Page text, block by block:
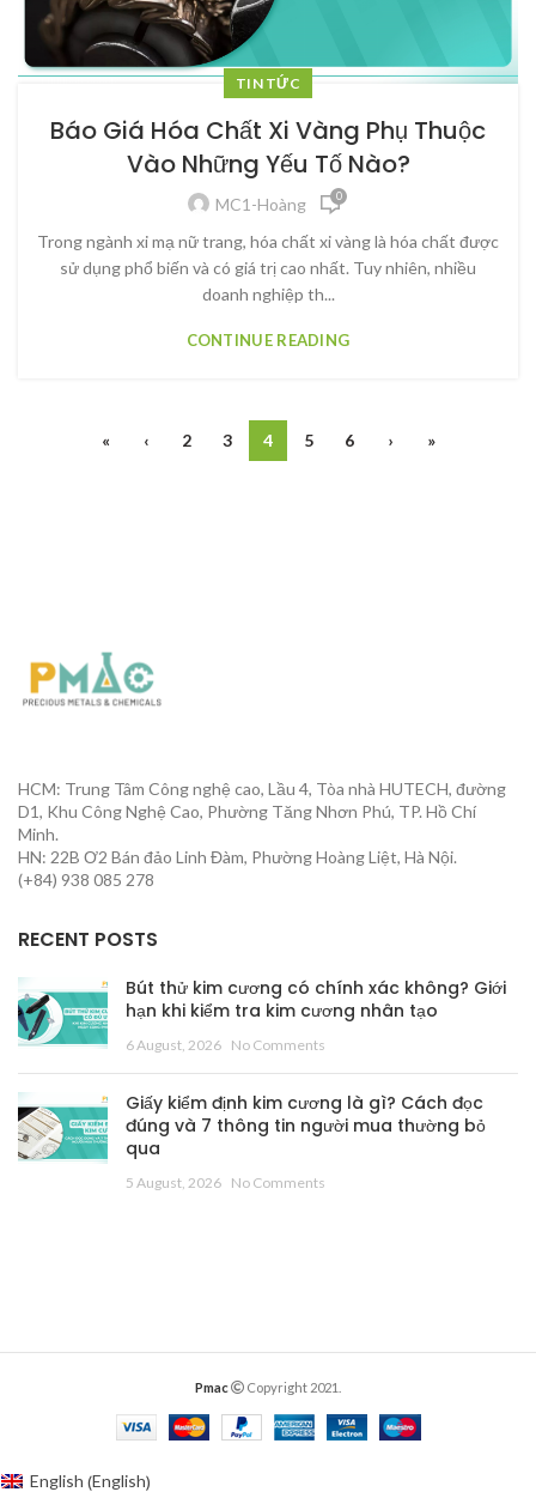
TIN TỨC
Báo Giá Hóa Chất Xi Vàng Phụ Thuộc
Vào Những Yếu Tố Nào?
MC1-Hoàng 0
Trong ngành xi mạ nữ trang, hóa chất xi vàng là hóa chất được
sử dụng phổ biến và có giá trị cao nhất. Tuy nhiên, nhiều
doanh nghiệp th...
CONTINUE READING
« ‹ 2 3 4 5 6 › »
HCM: Trung Tâm Công nghệ cao, Lầu 4, Tòa nhà HUTECH, đường
D1, Khu Công Nghệ Cao, Phường Tăng Nhơn Phú, TP. Hồ Chí
Minh.
HN: 22B Ơ2 Bán đảo Linh Đàm, Phường Hoàng Liệt, Hà Nội.
(+84) 938 085 278
RECENT POSTS
Bút thử kim cương có chính xác không? Giới
hạn khi kiểm tra kim cương nhân tạo
6 August, 2026 No Comments
Giấy kiểm định kim cương là gì? Cách đọc
đúng và 7 thông tin người mua thường bỏ
qua
5 August, 2026 No Comments
Pmac Copyright 2021.
English (English)